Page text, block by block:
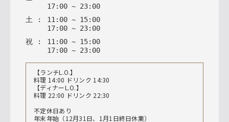
17: 00 ~ 23: 00
土 : 11 : 00 ~ 15: 00
17: 00 ~ 23: 00
祝 : 11 : 00 ~ 15: 00
17: 00 ~ 23: 00
【ランチL.O.】
料理 14:00 ドリンク 14:30
【ディナーL.O.】
料理 22:00 ドリンク 22:30
不定休日あり
年末年始（12月31日、1月1日終日休業）